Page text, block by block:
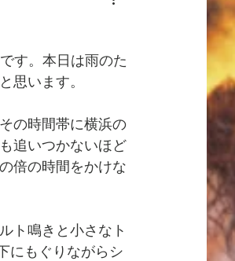
す。本日は雨のた
思います。
の時間帯に横浜の
追いつかないほど
倍の時間をかけな
ト鳴きと小さなト
にもぐりながらシ